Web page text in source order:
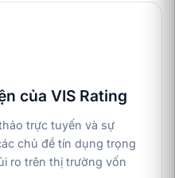
của VIS Rating
trực tuyến và sự
chủ đề tín dụng trọng
ro trên thị trường vốn